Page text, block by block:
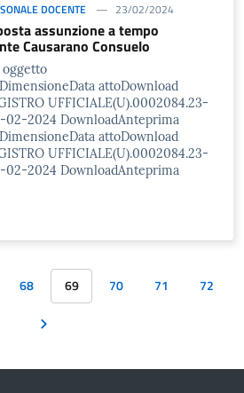
DOCENTE 23/02/2024
assunzione a tempo
Causarano Consuelo
oggetto
attoDownload
UFFICIALE(U).0002084.23-
02-2024 DownloadAnteprima
attoDownload
UFFICIALE(U).0002084.23-
02-2024 DownloadAnteprima
68 69 70 71 72